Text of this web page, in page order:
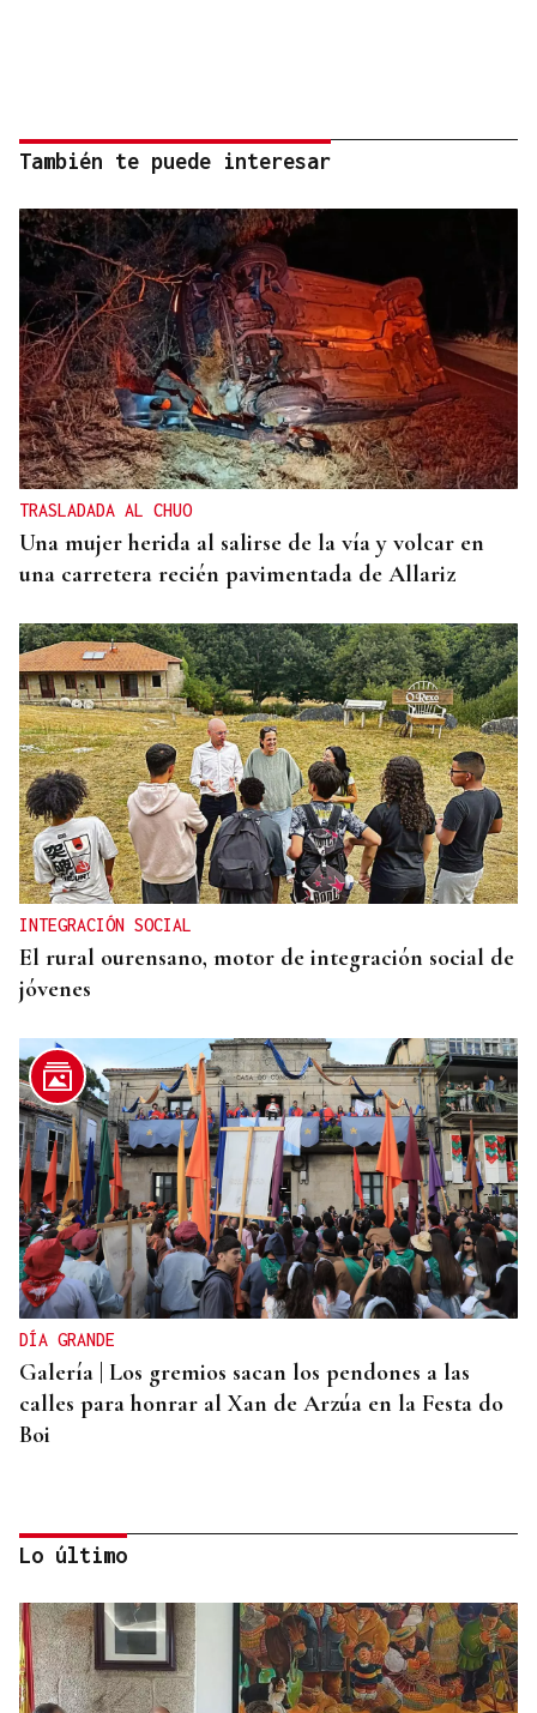
También te puede interesar
TRASLADADA AL CHUO
Una mujer herida al salirse de la vía y volcar en
una carretera recién pavimentada de Allariz
INTEGRACIÓN SOCIAL
El rural ourensano, motor de integración social de
jóvenes
DÍA GRANDE
Galería | Los gremios sacan los pendones a las
calles para honrar al Xan de Arzúa en la Festa do
Boi
Lo último